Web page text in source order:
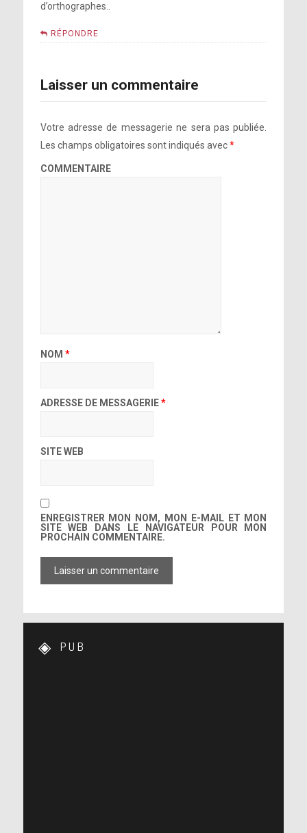
d’orthographes..
RÉPONDRE
Laisser un commentaire
Votre adresse de messagerie ne sera pas publiée.
Les champs obligatoires sont indiqués avec*
COMMENTAIRE
NOM *
ADRESSE DE MESSAGERIE*
SITE WEB
ENREGISTRER MON NOM, MON E-MAIL ET MON
SITE WEB DANS LE NAVIGATEUR POUR MON
PROCHAIN COMMENTAIRE.
PUB